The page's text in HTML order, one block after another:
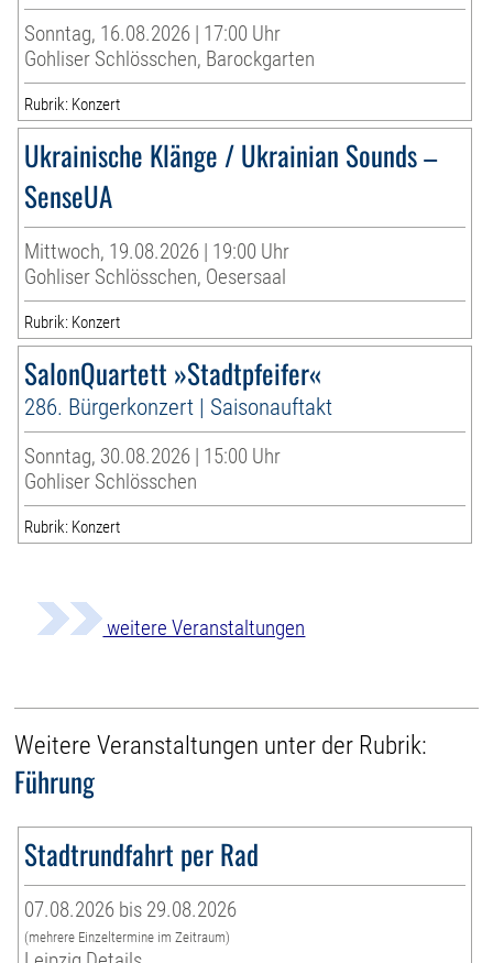
Sonntag, 16.08.2026 | 17:00 Uhr
Gohliser Schlösschen, Barockgarten
Rubrik: Konzert
Ukrainische Klänge / Ukrainian Sounds –
SenseUA
Mittwoch, 19.08.2026 | 19:00 Uhr
Gohliser Schlösschen, Oesersaal
Rubrik: Konzert
SalonQuartett »Stadtpfeifer«
286. Bürgerkonzert | Saisonauftakt
Sonntag, 30.08.2026 | 15:00 Uhr
Gohliser Schlösschen
Rubrik: Konzert
weitere Veranstaltungen
Weitere Veranstaltungen unter der Rubrik:
Führung
Stadtrundfahrt per Rad
07.08.2026 bis 29.08.2026
(mehrere Einzeltermine im Zeitraum)